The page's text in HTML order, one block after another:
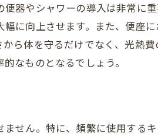
器やシャワーの導入は非常に
に向上させます。また、便座
ら体を守るだけでなく、光熱
なものとなるでしょう。
せん。特に、頻繁に使用する